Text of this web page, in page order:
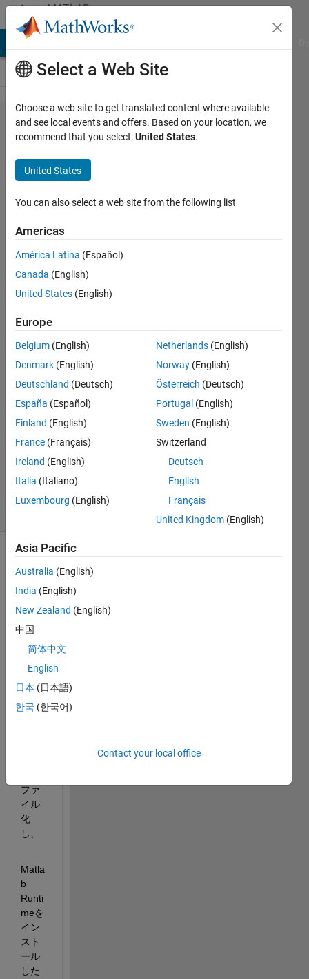
Skip to contentMATLAB
Answers
1年以
上問題
なく使
用​して
いたア
プリで
急に​メ
モリ不
足エラ
生する
ように
なった
真貴子
30 Oct
2024
1 Answer
Updated
30 Oct 2024
8 Views
App
Desig
作成
した
アプ
ファ
イル
化
し、
Matla
b
Runti
meを
イン
スト
ール
した
Select a Web Site
Choose a web site to get translated content where available
and see local events and offers. Based on your location, we
recommend that you select:United States.
United States
You can also select a web site from the following list
Americas
América Latina (Español)
Canada (English)
United States (English)
Europe
Belgium (English)
Denmark (English)
Deutschland (Deutsch)
España (Español)
Finland (English)
France (Français)
Ireland (English)
Italia (Italiano)
Luxembourg (English)
Netherlands (English)
Norway (English)
Österreich (Deutsch)
Portugal (English)
Sweden (English)
Switzerland
Deutsch
English
Français
United Kingdom (English)
Asia Pacific
Australia (English)
India (English)
New Zealand (English)
中国
简体中文
English
日本 (日本語)
한국 (한국어)
Contact your local office